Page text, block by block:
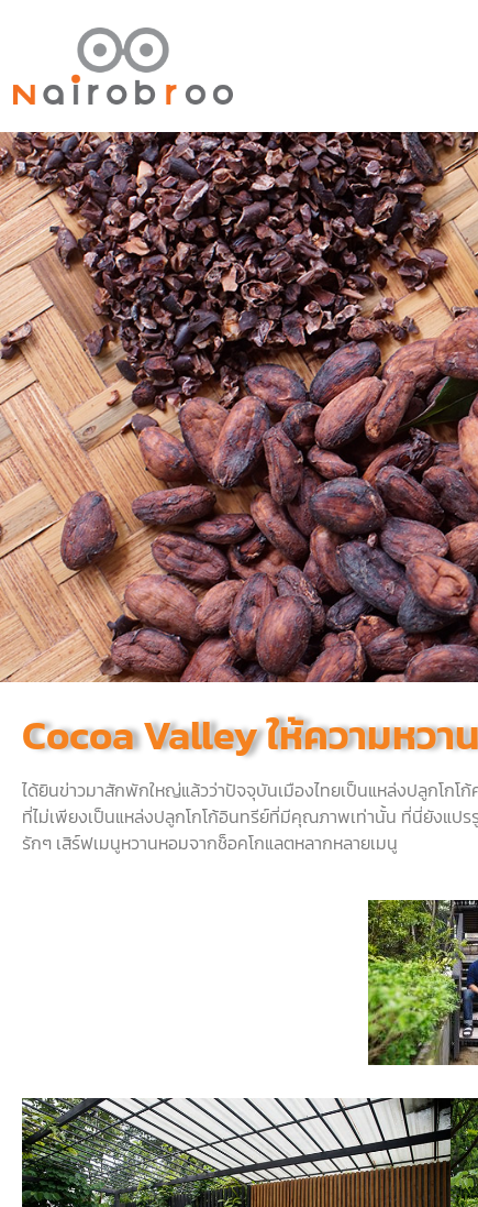
Cocoa Valley ให้ความหวา
ได้ยินข่าวมาสักพักใหญ่แล้วว่าปัจจุบันเมืองไทยเป็นแหล่งปลูกโก
ที่ไม่เพียงเป็นแหล่งปลูกโกโก้อินทรีย์ที่มีคุณภาพเท่านั้น ที่นี่ยังแปร
รักๆ เสิร์ฟเมนูหวานหอมจากช็อคโกแลตหลากหลายเมนู